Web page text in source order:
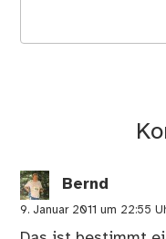
Bernd
9. Januar 2011 um 22:55